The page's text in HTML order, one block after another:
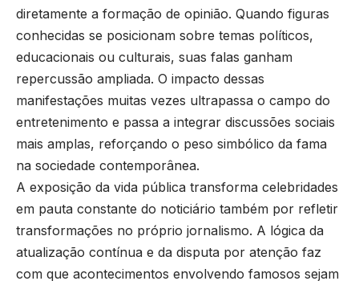
diretamente a formação de opinião. Quando figuras
conhecidas se posicionam sobre temas políticos,
educacionais ou culturais, suas falas ganham
repercussão ampliada. O impacto dessas
manifestações muitas vezes ultrapassa o campo do
entretenimento e passa a integrar discussões sociais
mais amplas, reforçando o peso simbólico da fama
na sociedade contemporânea.
A exposição da vida pública transforma celebridades
em pauta constante do noticiário também por refletir
transformações no próprio jornalismo. A lógica da
atualização contínua e da disputa por atenção faz
com que acontecimentos envolvendo famosos sejam